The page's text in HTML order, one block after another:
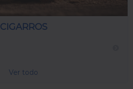
CIGARROS
Ver todo